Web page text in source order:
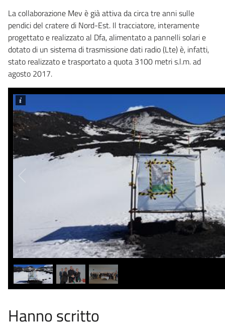
La collaborazione Mev è già attiva da circa tre anni sulle
pendici del cratere di Nord-Est. Il tracciatore, interamente
progettato e realizzato al Dfa, alimentato a pannelli solari e
dotato di un sistema di trasmissione dati radio (Lte) è, infatti,
stato realizzato e trasportato a quota 3100 metri s.l.m. ad
agosto 2017.
1 / 3
Hanno scritto